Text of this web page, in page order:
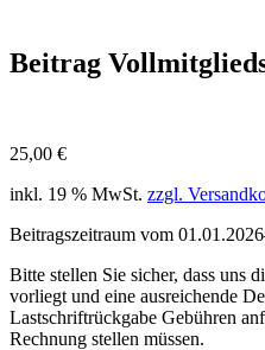
Beitrag
25,00 €
inkl. 19 % MwSt. zzgl.
Beitragszeitraum vom
Bitte stellen Sie sicher, dass uns
vorliegt und eine ausreichende
Lastschriftrückgabe Gebühren
Rechnung stellen müssen.